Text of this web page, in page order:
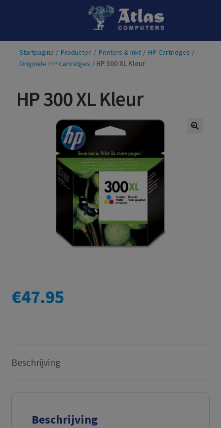
Ga
naar
navigatie
Ga
de
inhoud
Startpagina / Producten / Printers & Inkt / HP Cartridges /
Originele HP Cartridges / HP 300 XL Kleur
HP 300 XL Kleur
€47.95
Beschrijving
Beschrijving